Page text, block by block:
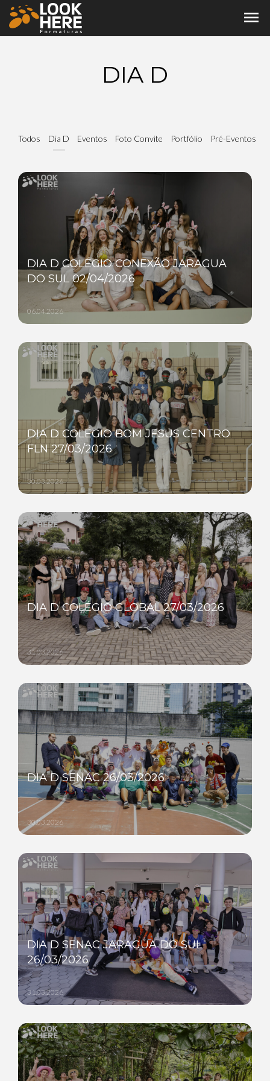
menu
DIA D
Todos Dia D Eventos Foto Convite Portfólio Pré-Eventos
DIA D COLÉGIO CONEXÃO JARAGUA
DO SUL 02/04/2026
06.04.2026
DIA D COLÉGIO BOM JESUS CENTRO
FLN 27/03/2026
30.03.2026
DIA D COLÉGIO GLOBAL 27/03/2026
31.03.2026
DIA D SENAC 26/03/2026
30.03.2026
DIA D SENAC JARAGUA DO SUL
26/03/2026
31.03.2026